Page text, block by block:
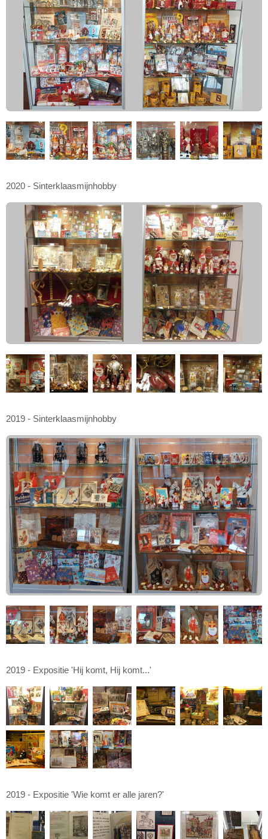
2020 - Sinterklaasmijnhobby
2019 - Sinterklaasmijnhobby
2019 - Expositie 'Hij komt, Hij komt...'
2019 - Expositie 'Wie komt er alle jaren?'